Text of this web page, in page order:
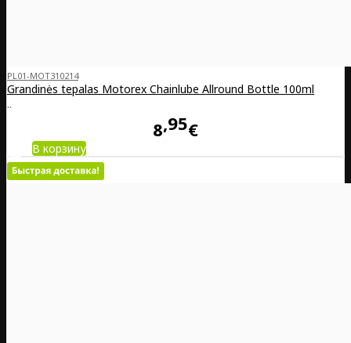
PL01-MOT310214
Grandinės tepalas Motorex Chainlube Allround Bottle 100ml
..
8 95€
В корзину